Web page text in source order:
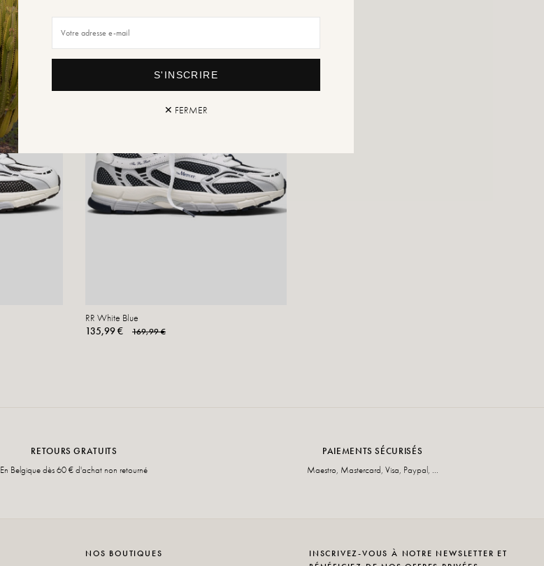
RR White Blue
135,99 €
169,99 €
RETOURS GRATUITS
En Belgique dès 60 € d'achat non retourné
PAIEMENTS SÉCURISÉS
Maestro, Mastercard, Visa, Paypal, ...
NOS BOUTIQUES
INSCRIVEZ-VOUS À NOTRE NEWSLETTER ET
S'INSCRIRE
✕ FERMER